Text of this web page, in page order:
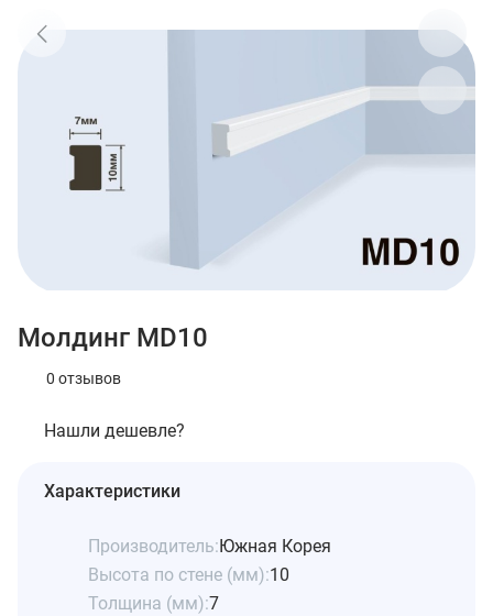
Молдинг MD10
0 отзывов
Нашли дешевле?
Характеристики
Производитель:Южная Корея
Высота по стене (мм):10
Толщина (мм):7